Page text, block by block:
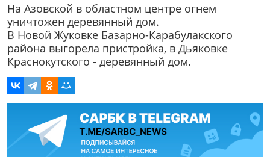
На Азовской в областном центре огнем
уничтожен деревянный дом.
В Новой Жуковке Базарно-Карабулакского
района выгорела пристройка, в Дьяковке
Краснокутского - деревянный дом.